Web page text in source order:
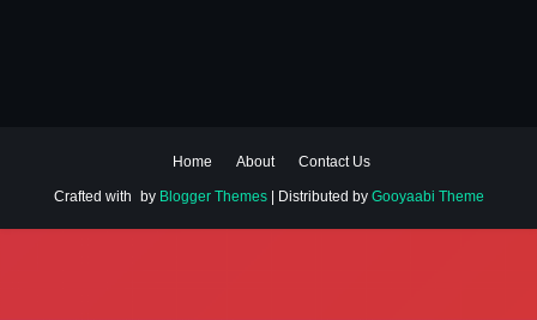
Home About Contact Us
Crafted with by Blogger Themes| Distributed by Gooyaabi Theme